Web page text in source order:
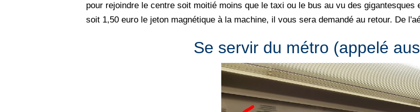
pour rejoindre le centre soit moitié moins que le taxi ou le bus au vu des
soit 1,50 euro le jeton magnétique à la machine, il vous sera demandé au retour. De
Se servir du métro (appelé